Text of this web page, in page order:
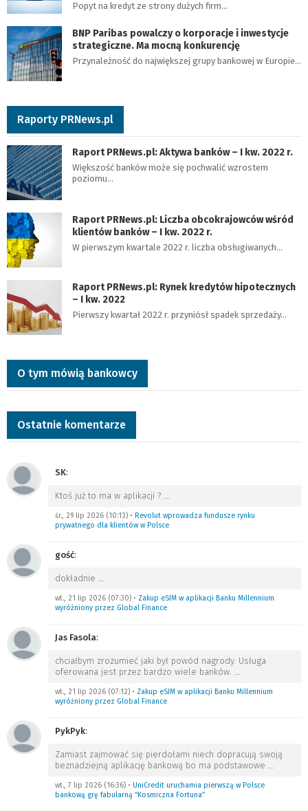
Popyt na kredyt ze strony dużych firm…
BNP Paribas powalczy o korporacje i inwestycje
strategiczne. Ma mocną konkurencję
Przynależność do największej grupy bankowej w Europie…
Raporty PRNews.pl
Raport PRNews.pl: Aktywa banków – I kw. 2022 r.
Większość banków może się pochwalić wzrostem
poziomu…
Raport PRNews.pl: Liczba obcokrajowców wśród
klientów banków – I kw. 2022 r.
W pierwszym kwartale 2022 r. liczba obsługiwanych…
Raport PRNews.pl: Rynek kredytów hipotecznych
– I kw. 2022
Pierwszy kwartał 2022 r. przyniósł spadek sprzedaży…
O tym mówią bankowcy
Ostatnie komentarze
SK:
Ktoś już to ma w aplikacji ? …
śr., 29 lip 2026 (10:13) • Revolut wprowadza fundusze rynku
prywatnego dla klientów w Polsce
gość:
dokładnie …
wt., 21 lip 2026 (07:30) • Zakup eSIM w aplikacji Banku Millennium
wyróżniony przez Global Finance
Jas Fasola:
chciałbym zrozumieć jaki był powód nagrody. Usługa
oferowana jest przez bardzo wiele banków. …
wt., 21 lip 2026 (07:12) • Zakup eSIM w aplikacji Banku Millennium
wyróżniony przez Global Finance
PykPyk:
Zamiast zajmować się pierdołami niech dopracują swoją
beznadziejną aplikację bankową bo ma podstawowe …
wt., 7 lip 2026 (16:36) • UniCredit uruchamia pierwszą w Polsce
bankową grę fabularną “Kosmiczna Fortuna”